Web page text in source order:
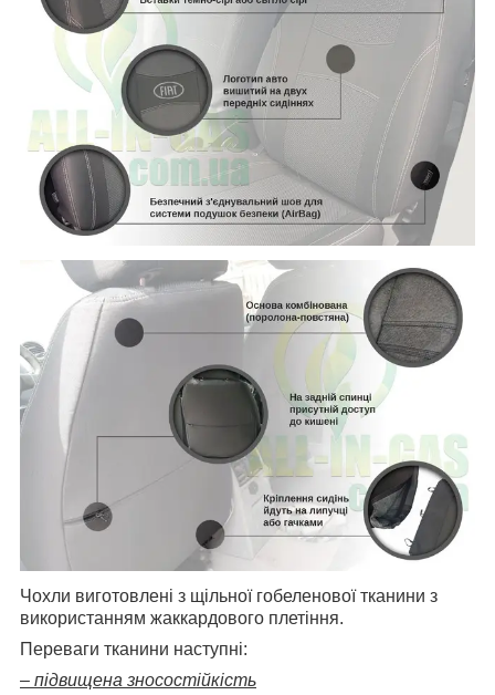
Чохли виготовлені з щільної гобеленової тканини з
використанням жаккардового плетіння.
Переваги тканини наступні:
– підвищена зносостійкість